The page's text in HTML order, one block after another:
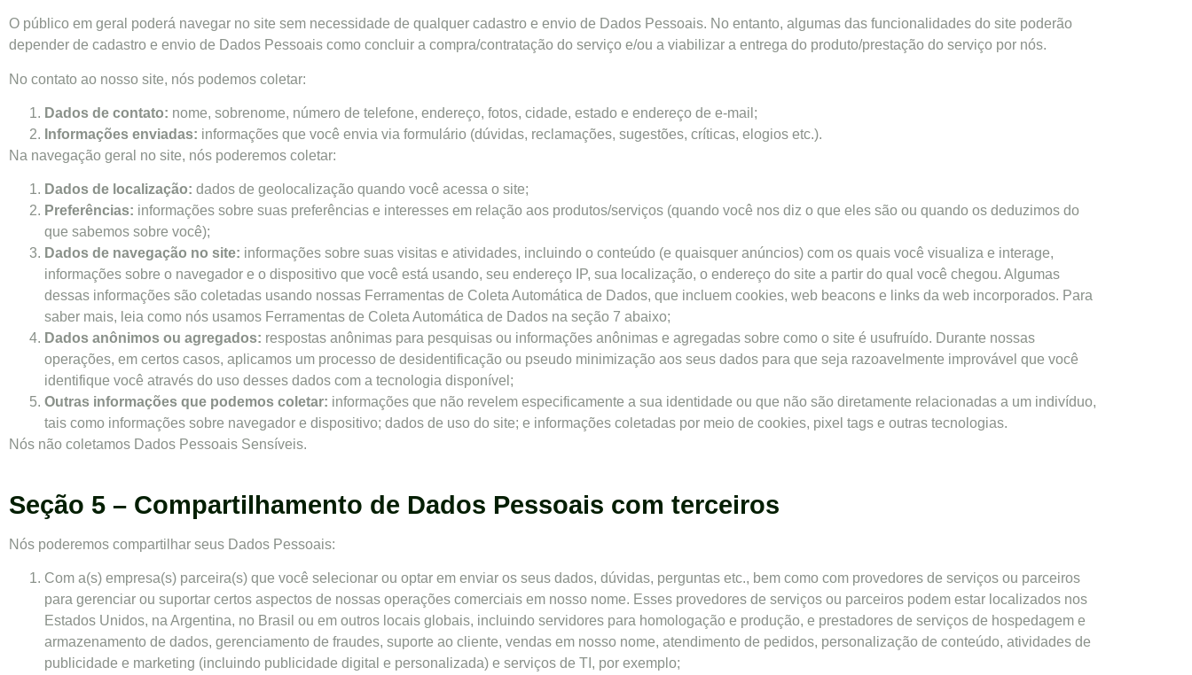
O público em geral poderá navegar no site sem necessidade de qualquer cadastro e envio de Dados Pessoais. No entanto, algumas das funcionalidades do site poderão
depender de cadastro e envio de Dados Pessoais como concluir a compra/contratação do serviço e/ou a viabilizar a entrega do produto/prestação do serviço por nós.
No contato ao nosso site, nós podemos coletar:
Dados de contato: nome, sobrenome, número de telefone, endereço, fotos, cidade, estado e endereço de e-mail;
Informações enviadas: informações que você envia via formulário (dúvidas, reclamações, sugestões, críticas, elogios etc.).
Na navegação geral no site, nós poderemos coletar:
Dados de localização: dados de geolocalização quando você acessa o site;
Preferências: informações sobre suas preferências e interesses em relação aos produtos/serviços (quando você nos diz o que eles são ou quando os deduzimos do
que sabemos sobre você);
Dados de navegação no site: informações sobre suas visitas e atividades, incluindo o conteúdo (e quaisquer anúncios) com os quais você visualiza e interage,
informações sobre o navegador e o dispositivo que você está usando, seu endereço IP, sua localização, o endereço do site a partir do qual você chegou. Algumas
dessas informações são coletadas usando nossas Ferramentas de Coleta Automática de Dados, que incluem cookies, web beacons e links da web incorporados. Para
saber mais, leia como nós usamos Ferramentas de Coleta Automática de Dados na seção 7 abaixo;
Dados anônimos ou agregados: respostas anônimas para pesquisas ou informações anônimas e agregadas sobre como o site é usufruído. Durante nossas
operações, em certos casos, aplicamos um processo de desidentificação ou pseudo minimização aos seus dados para que seja razoavelmente improvável que você
identifique você através do uso desses dados com a tecnologia disponível;
Outras informações que podemos coletar: informações que não revelem especificamente a sua identidade ou que não são diretamente relacionadas a um indivíduo,
tais como informações sobre navegador e dispositivo; dados de uso do site; e informações coletadas por meio de cookies, pixel tags e outras tecnologias.
Nós não coletamos Dados Pessoais Sensíveis.
Seção 5 – Compartilhamento de Dados Pessoais com terceiros
Nós poderemos compartilhar seus Dados Pessoais:
Com a(s) empresa(s) parceira(s) que você selecionar ou optar em enviar os seus dados, dúvidas, perguntas etc., bem como com provedores de serviços ou parceiros
para gerenciar ou suportar certos aspectos de nossas operações comerciais em nosso nome. Esses provedores de serviços ou parceiros podem estar localizados nos
Estados Unidos, na Argentina, no Brasil ou em outros locais globais, incluindo servidores para homologação e produção, e prestadores de serviços de hospedagem e
armazenamento de dados, gerenciamento de fraudes, suporte ao cliente, vendas em nosso nome, atendimento de pedidos, personalização de conteúdo, atividades de
publicidade e marketing (incluindo publicidade digital e personalizada) e serviços de TI, por exemplo;